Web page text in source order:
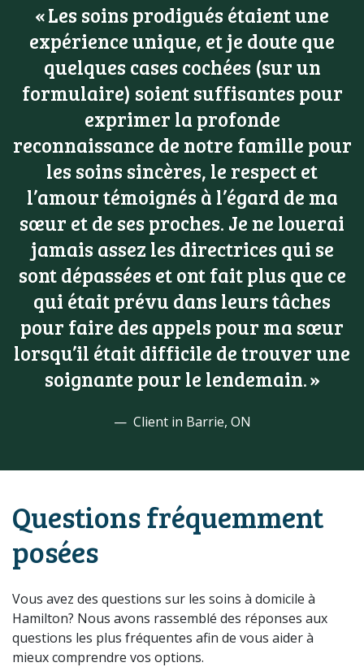
Les soins prodigués étaient une
expérience unique, et je doute que
quelques cases cochées (sur un
formulaire) soient suffisantes pour
exprimer la profonde
reconnaissance de notre famille pour
les soins sincères, le respect et
l’amour témoignés à l’égard de ma
sœur et de ses proches. Je ne louerai
jamais assez les directrices qui se
sont dépassées et ont fait plus que ce
qui était prévu dans leurs tâches
pour faire des appels pour ma sœur
lorsqu’il était difficile de trouver une
soignante pour le lendemain.
Client in Barrie, ON
Questions fréquemment
posées
Vous avez des questions sur les soins à domicile à
Hamilton? Nous avons rassemblé des réponses aux
questions les plus fréquentes afin de vous aider à
mieux comprendre vos options.